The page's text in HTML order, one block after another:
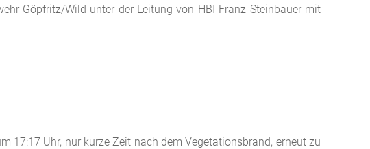
Göpfritz/Wild unter der Leitung von HBI Franz Steinbauer mit
17:17 Uhr, nur kurze Zeit nach dem Vegetationsbrand, erneut zu